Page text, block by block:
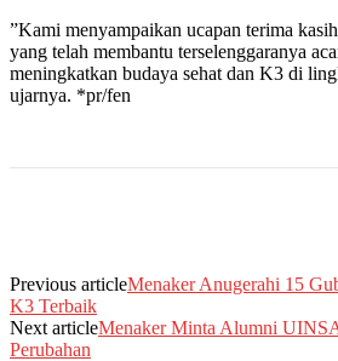
”Kami menyampaikan ucapan terima
yang telah membantu terselenggaranya
meningkatkan budaya sehat dan K3 di
ujarnya. *pr/fen
Previous articleMenaker Anugerahi 15
K3 Terbaik
Next articleMenaker Minta Alumni
Perubahan